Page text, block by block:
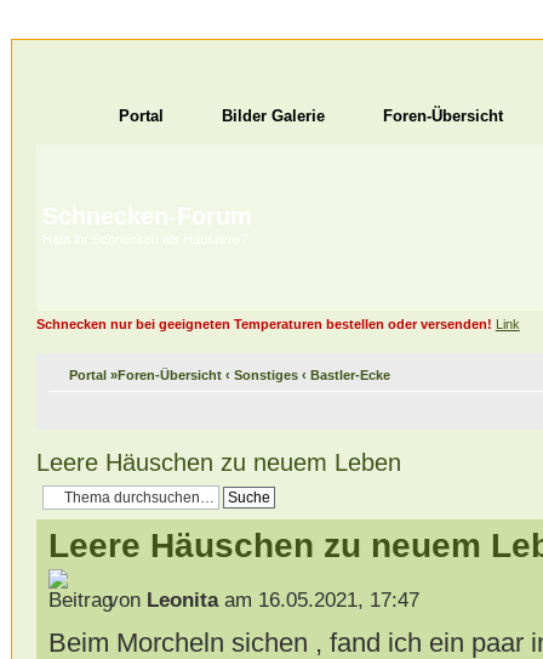
Portal Bilder Galerie Foren-Übersicht
Schnecken-Forum
Habt ihr Schnecken als Haustiere?
Schnecken nur bei geeigneten Temperaturen bestellen oder versenden! Link
Portal»Foren-Übersicht ‹ Sonstiges ‹ Bastler-Ecke
Leere Häuschen zu neuem Leben
Leere Häuschen zu neuem
von Leonitaam 16.05.2021, 17:47
Beim Morcheln sichen , fand ich ein paar